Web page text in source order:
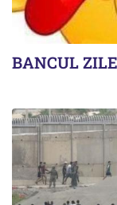
BANCUL